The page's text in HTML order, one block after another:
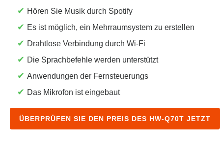
✔ Hören Sie Musik durch Spotify
✔ Es ist möglich, ein Mehrraumsystem zu erstellen
✔ Drahtlose Verbindung durch Wi-Fi
✔ Die Sprachbefehle werden unterstützt
✔ Anwendungen der Fernsteuerungs
✔ Das Mikrofon ist eingebaut
ÜBERPRÜFEN SIE DEN PREIS DES HW-Q70T JETZT